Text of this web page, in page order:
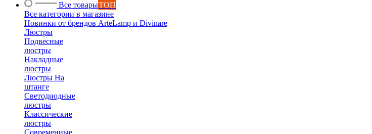
Все товарыТОП
Все категории в магазине
Новинки от брендов ArteLamp и Divinare
Люстры
Подвесные
люстры
Накладные
люстры
Люстры На
штанге
Светодиодные
люстры
Классические
люстры
Современные